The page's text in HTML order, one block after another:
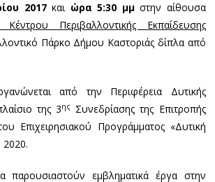
2017και ώρα 5:30 μμστην αίθουσα
Κέντρου Περιβαλλοντικής Εκπαίδευσης
Πάρκο Δήμου Καστοριάς δίπλα από
από την Περιφέρεια Δυτικής
της 3ης
Συνεδρίασης της Επιτροπής
Επιχειρησιακού Προγράμματος «Δυτική
παρουσιαστούν εμβληματικά έργα στην